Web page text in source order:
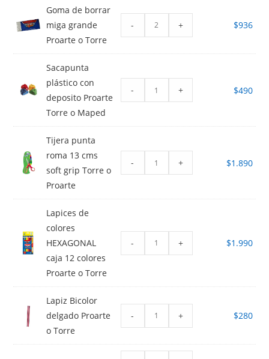
Goma de borrar
miga grande
Proarte o Torre
- + $936
Sacapunta
plástico con
deposito Proarte
Torre o Maped
- + $490
Tijera punta
roma 13 cms
soft grip Torre o
Proarte
- + $1.890
Lapices de
colores
HEXAGONAL
caja 12 colores
Proarte o Torre
- + $1.990
Lapiz Bicolor
delgado Proarte
o Torre
- + $280